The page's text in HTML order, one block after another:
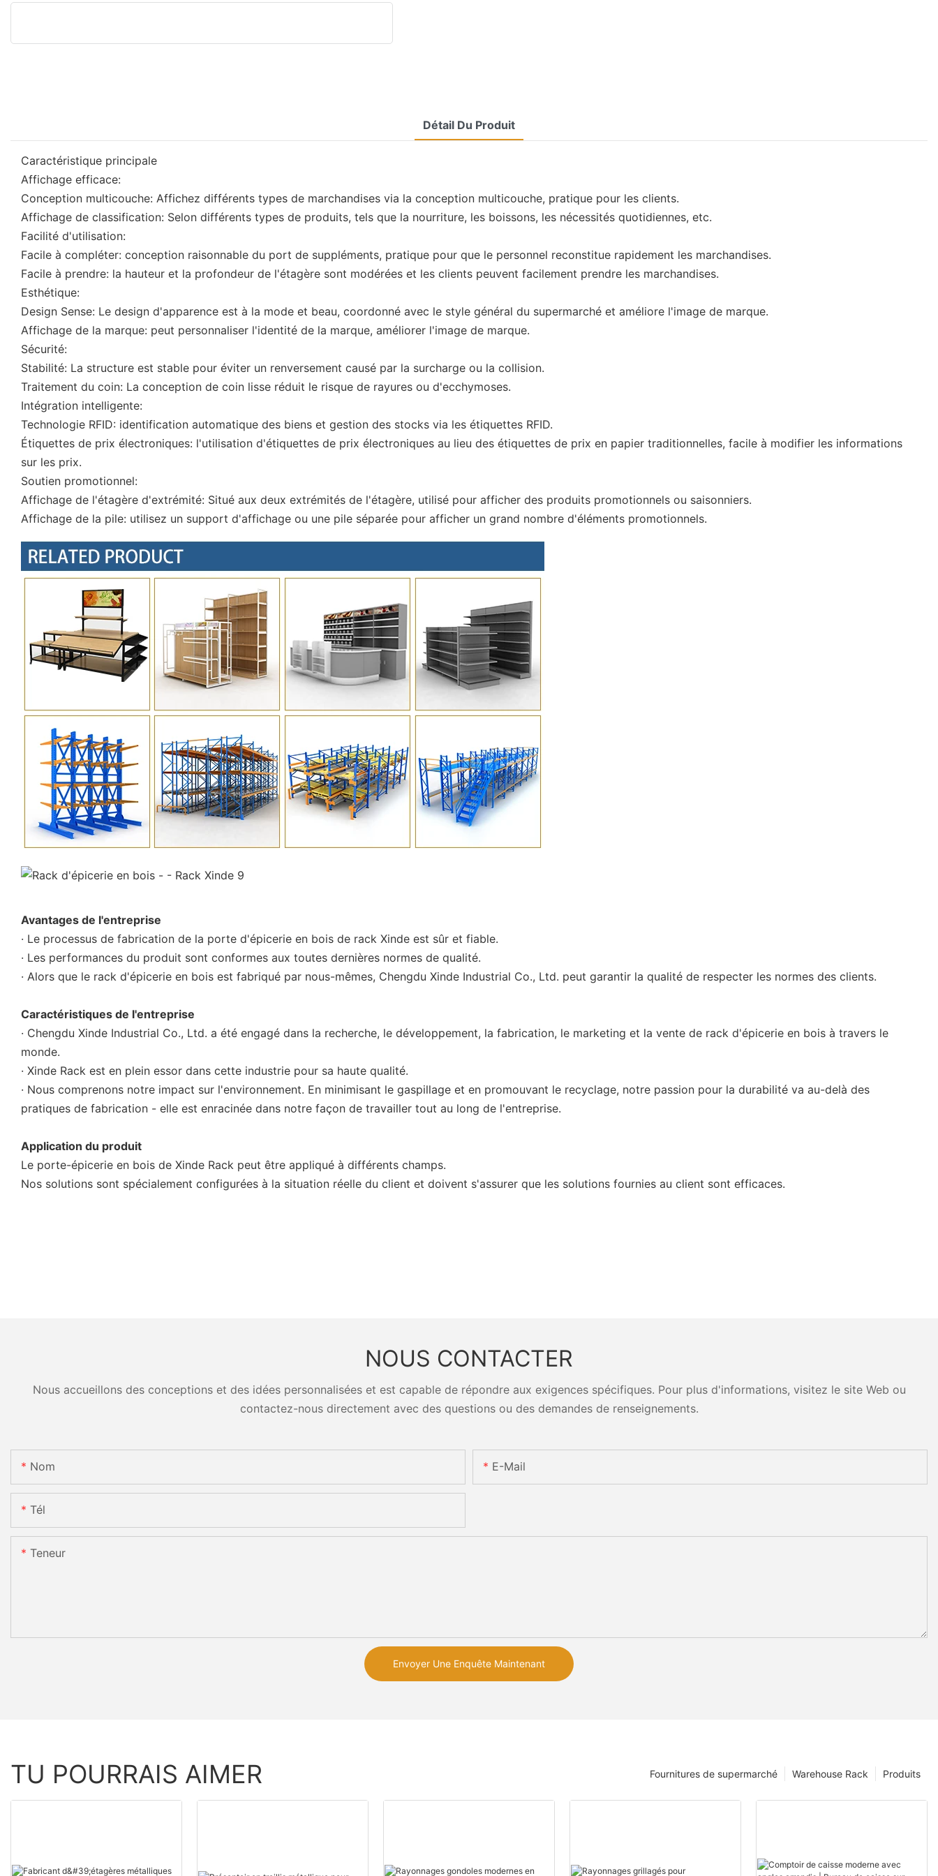
Détail Du Produit
Caractéristique principale
Affichage efficace:
Conception multicouche: Affichez différents types de marchandises via la conception multicouche, pratique pour les clients.
Affichage de classification: Selon différents types de produits, tels que la nourriture, les boissons, les nécessités quotidiennes, etc.
Facilité d'utilisation:
Facile à compléter: conception raisonnable du port de suppléments, pratique pour que le personnel reconstitue rapidement les marchandises.
Facile à prendre: la hauteur et la profondeur de l'étagère sont modérées et les clients peuvent facilement prendre les marchandises.
Esthétique:
Design Sense: Le design d'apparence est à la mode et beau, coordonné avec le style général du supermarché et améliore l'image de marque.
Affichage de la marque: peut personnaliser l'identité de la marque, améliorer l'image de marque.
Sécurité:
Stabilité: La structure est stable pour éviter un renversement causé par la surcharge ou la collision.
Traitement du coin: La conception de coin lisse réduit le risque de rayures ou d'ecchymoses.
Intégration intelligente:
Technologie RFID: identification automatique des biens et gestion des stocks via les étiquettes RFID.
Étiquettes de prix électroniques: l'utilisation d'étiquettes de prix électroniques au lieu des étiquettes de prix en papier traditionnelles, facile à modifier les informations
sur les prix.
Soutien promotionnel:
Affichage de l'étagère d'extrémité: Situé aux deux extrémités de l'étagère, utilisé pour afficher des produits promotionnels ou saisonniers.
Affichage de la pile: utilisez un support d'affichage ou une pile séparée pour afficher un grand nombre d'éléments promotionnels.
Avantages de l'entreprise
· Le processus de fabrication de la porte d'épicerie en bois de rack Xinde est sûr et fiable.
· Les performances du produit sont conformes aux toutes dernières normes de qualité.
· Alors que le rack d'épicerie en bois est fabriqué par nous-mêmes, Chengdu Xinde Industrial Co., Ltd. peut garantir la qualité de respecter les normes des clients.
Caractéristiques de l'entreprise
· Chengdu Xinde Industrial Co., Ltd. a été engagé dans la recherche, le développement, la fabrication, le marketing et la vente de rack d'épicerie en bois à travers le
monde.
· Xinde Rack est en plein essor dans cette industrie pour sa haute qualité.
· Nous comprenons notre impact sur l'environnement. En minimisant le gaspillage et en promouvant le recyclage, notre passion pour la durabilité va au-delà des
pratiques de fabrication - elle est enracinée dans notre façon de travailler tout au long de l'entreprise.
Application du produit
Le porte-épicerie en bois de Xinde Rack peut être appliqué à différents champs.
Nos solutions sont spécialement configurées à la situation réelle du client et doivent s'assurer que les solutions fournies au client sont efficaces.
NOUS CONTACTER
Nous accueillons des conceptions et des idées personnalisées et est capable de répondre aux exigences spécifiques. Pour plus d'informations, visitez le site Web ou
contactez-nous directement avec des questions ou des demandes de renseignements.
Nom E-Mail
Tél
Teneur
Envoyer Une Enquête Maintenant
TU POURRAIS AIMER Produits
Warehouse Rack
Fournitures de supermarché